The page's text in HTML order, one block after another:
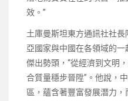
效。”
土庫曼斯坦東方通訊社社
亞國家與中國在各領域的
傑出勢頭，“從經濟到文明
合質量穩步晉陞”。他說，
區，蘊含著豐富發展潛力